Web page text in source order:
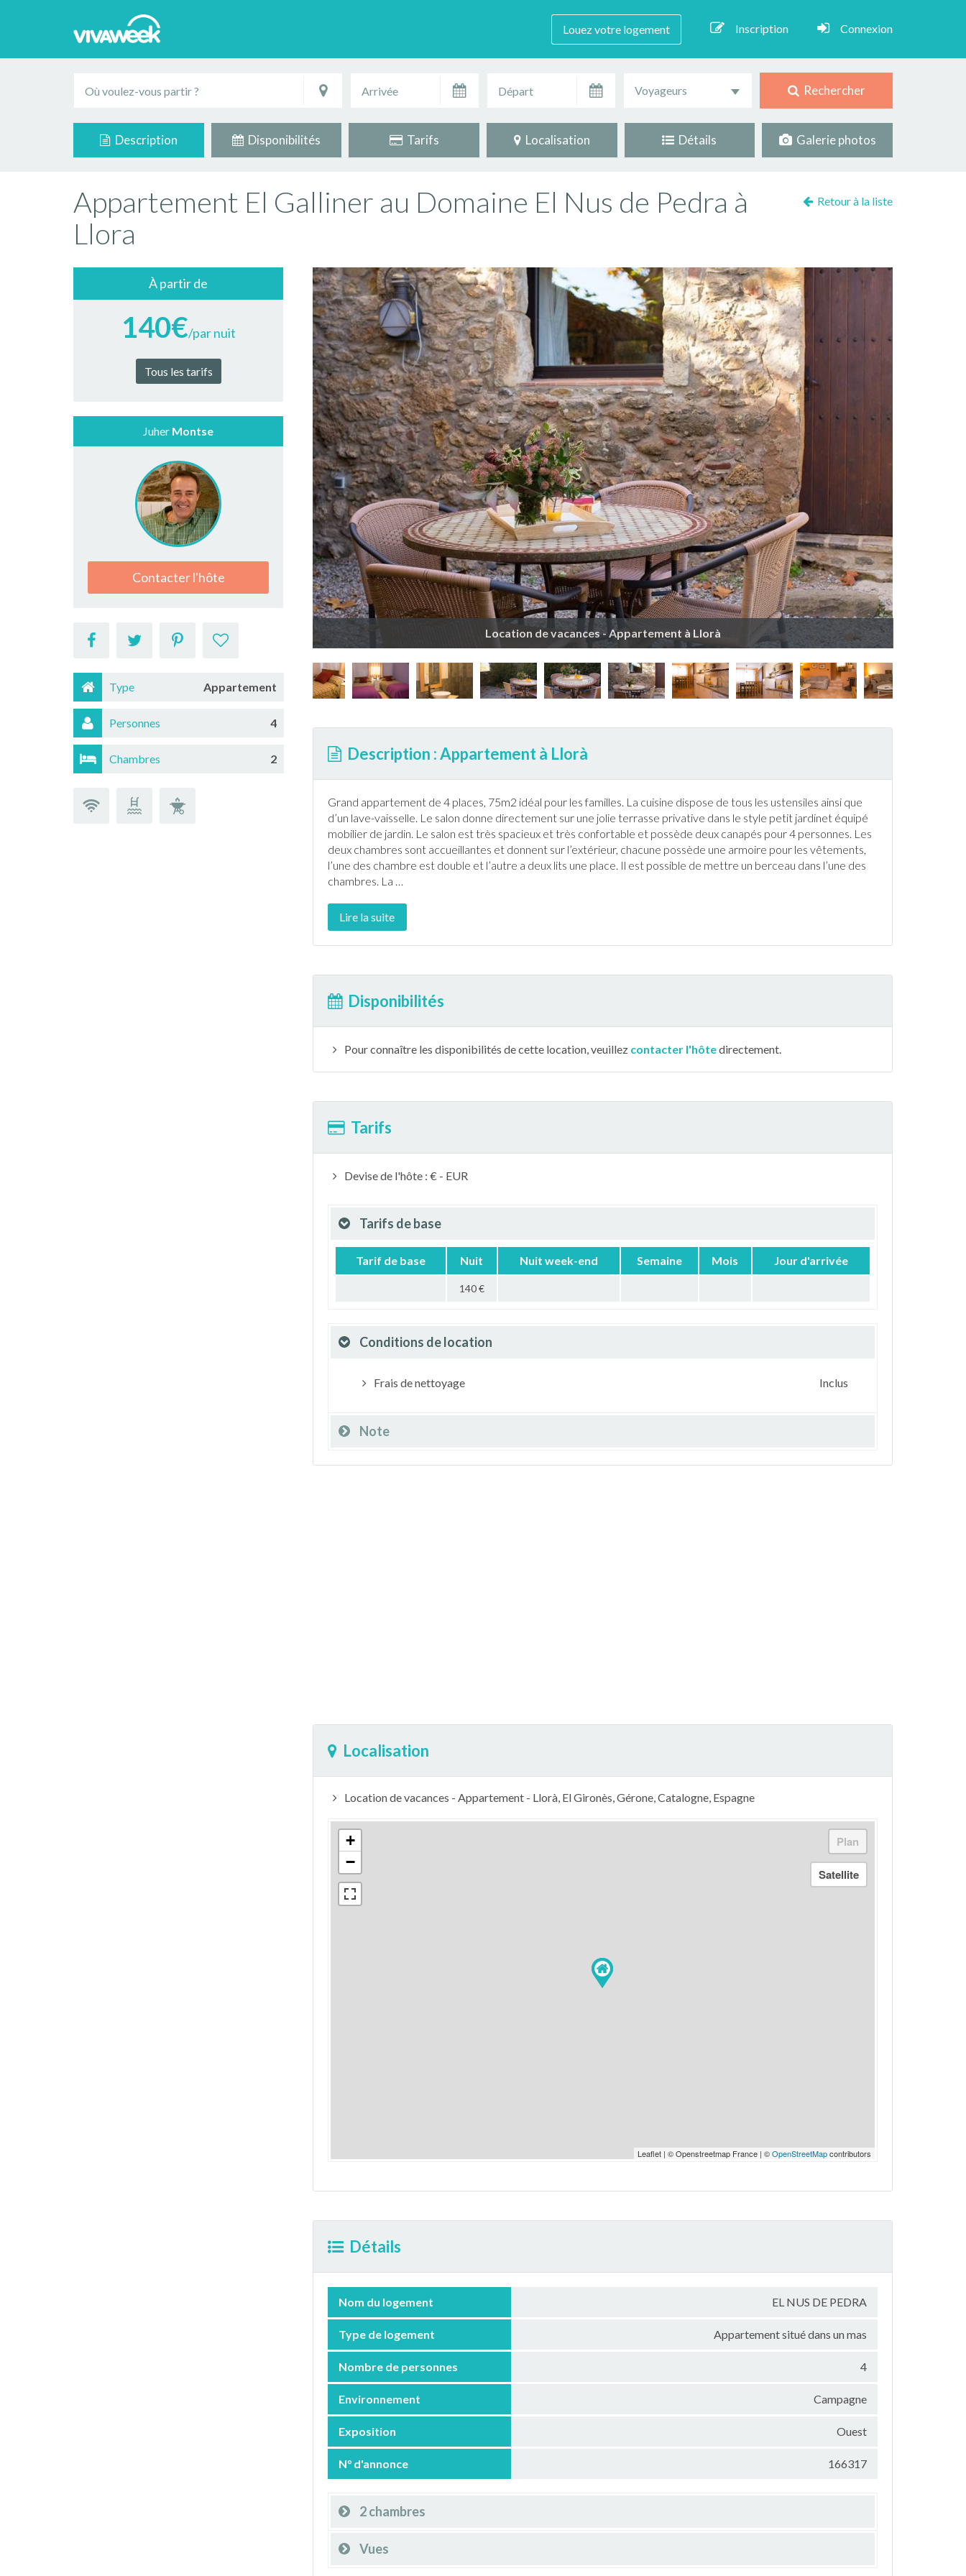
Louez votre logement Inscription Connexion
Voyageurs Rechercher
Description Disponibilités Tarifs Localisation Détails Galerie photos
Appartement El Galliner au Domaine El Nus de Pedra à
Llora
Retour à la liste
À partir de
140€/par nuit
Tous les tarifs
Juher Montse
Contacter l'hôte
Type Appartement
Personnes 4
Chambres 2
Location de vacances - Appartement à Llorà
Description : Appartement à Llorà
Grand appartementde 4 places, 75m2 idéal pour les familles. La cuisine dispose de tous les ustensiles ainsi que
d’un lave-vaisselle. Le salon donne directement sur une jolie terrasse privative dans le style petit jardinet équipé
mobilier de jardin. Le salon est très spacieux et très confortable et possède deux canapés pour 4 personnes. Les
deux chambres sont accueillantes et donnent sur l’extérieur, chacune possède une armoire pour les vêtements,
l’une des chambre est double et l’autre a deux lits une place. Il est possible de mettre un berceau dans l’une des
chambres. La …
Lire la suite
Disponibilités
Pour connaître les disponibilités de cette location, veuillez contacter l'hôtedirectement.
Tarifs
Devise de l'hôte : € - EUR
Tarifs de base
Tarif de base Nuit Nuit week-end Semaine Mois Jour d'arrivée
140 €
Conditions de location
Frais de nettoyage Inclus
Note
Localisation
Location de vacances - Appartement - Llorà, El Gironès, Gérone, Catalogne, Espagne
+
−
Leaflet | © Openstreetmap France | ©OpenStreetMapcontributors
Détails
Nom du logement EL NUS DE PEDRA
Type de logement Appartement situé dans un mas
Nombre de personnes 4
Environnement Campagne
Exposition Ouest
N° d'annonce 166317
2 chambres
Vues